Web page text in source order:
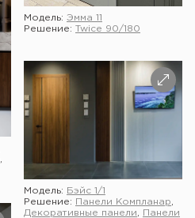
Модель: Эмма 11
Решение: Twice 90/180
Модель:
Бэйс 1/1
Решение:
Панели Компланар
Декоративные панели
Панели